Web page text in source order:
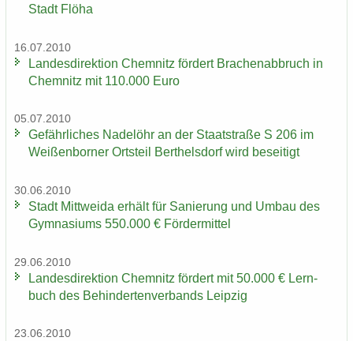
Stadt Flöha
16.07.2010
Lan­des­di­rek­ti­on Chem­nitz för­dert Bra­chen­ab­bruch in
Chem­nitz mit 110.000 Euro
05.07.2010
Ge­fähr­li­ches Na­del­öhr an der Staat­stra­ße S 206 im
Wei­ßen­bor­ner Orts­teil Bert­hels­dorf wird be­sei­tigt
30.06.2010
Stadt Mitt­wei­da er­hält für Sa­nie­rung und Umbau des
Gym­na­si­ums 550.000 € För­der­mit­tel
29.06.2010
Lan­des­di­rek­ti­on Chem­nitz för­dert mit 50.000 € Lern­
buch des Be­hin­der­ten­ver­bands Leip­zig
23.06.2010